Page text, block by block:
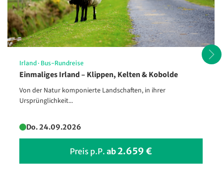
können Sie auch im Piano Salon. Die hoch oben gelegene
Panorama-Lounge ist Ihr ganz persönlicher Logenplatz über dem
Meer. Genießen Sie bei besten Ausblicken ein frisch gezapftes Bier
oder tanzen zu Livemusik durch die Nacht. Zudem bietet Ihnen die
Veranstaltungsprogramm.
Irland · Bus-Rundreise
Einmaliges Irland – Klippen, Kelten & Kobolde
Von der Natur komponierte Landschaften, in ihrer
Ursprünglichkeit...
Do. 24.09.2026
Preis p.P. ab 2.659 €